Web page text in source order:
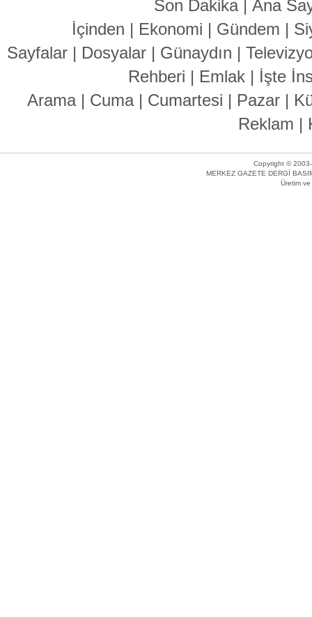
Son Dakika| Ana
İçinden | Ekonomi | Gündem |
Sayfalar | Dosyalar | Günaydın |
Rehberi | Emlak| İşte
Arama| Cuma| Cumartesi | Pazar |
Reklam |
Copyright © 2003-
MERKEZ GAZETE DERGİ
Üretim